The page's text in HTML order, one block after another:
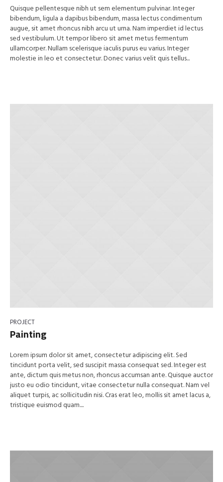
Quisque pellentesque nibh ut sem elementum pulvinar. Integer
bibendum, ligula a dapibus bibendum, massa lectus condimentum
augue, sit amet rhoncus nibh arcu ut urna. Nam imperdiet id lectus
sed vestibulum. Ut tempor libero sit amet metus fermentum
ullamcorper. Nullam scelerisque iaculis purus eu varius. Integer
molestie in leo et consectetur. Donec varius velit quis tellus...
PROJECT
Painting
Lorem ipsum dolor sit amet, consectetur adipiscing elit. Sed
tincidunt porta velit, sed suscipit massa consequat sed. Integer est
ante, dictum quis metus non, rhoncus accumsan ante. Quisque auctor
justo eu odio tincidunt, vitae consectetur nulla consequat. Nam vel
aliquet turpis, ac sollicitudin nisi. Cras erat leo, mollis sit amet lacus a,
tristique euismod quam....